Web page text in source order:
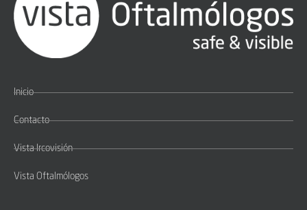
Inicio
Contacto
Vista Ircovisión
Vista Oftalmólogos